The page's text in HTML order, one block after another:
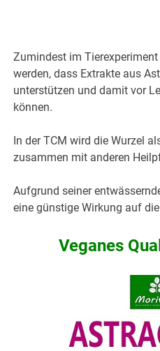
Zumindest im
werden, dass Extrakte aus
unterstützen und damit vor
können.
In der TCM wird die Wurzel
zusammen mit anderen
Aufgrund seiner
eine günstige Wirkung auf
Veganes